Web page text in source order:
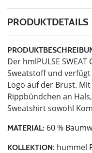
PRODUKTDETAILS
Der hmlPULSE
Sweatstoff und
Logo auf der Brust.
Rippbündchen an
Sweatshirt sowohl
MATERIAL: 60 %
KOLLEKTION: hummel